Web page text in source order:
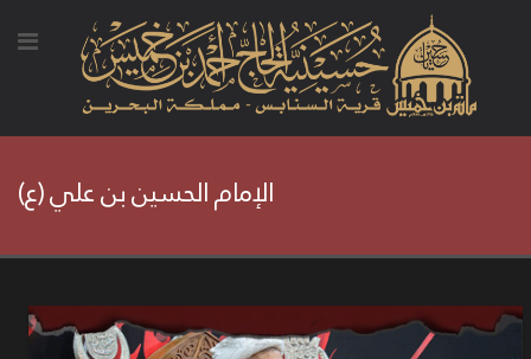
الإمام الحسين بن علي (ع)